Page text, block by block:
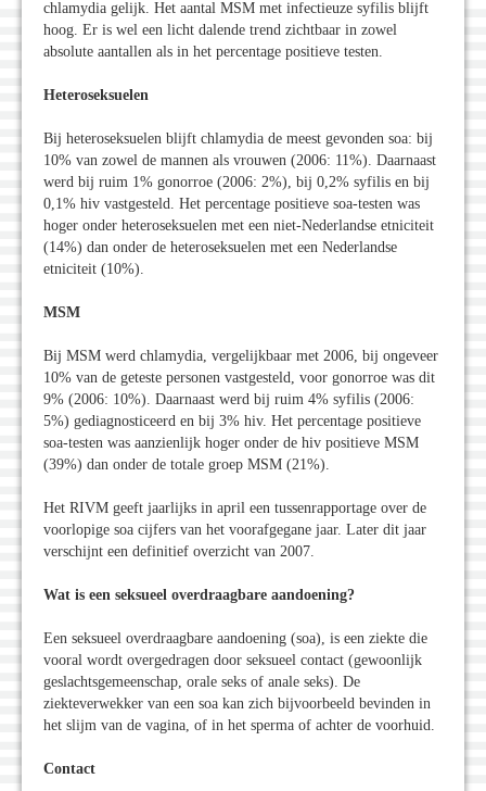
chlamydia gelijk. Het aantal MSM met infectieuze syfilis blijft
hoog. Er is wel een licht dalende trend zichtbaar in zowel
absolute aantallen als in het percentage positieve testen.
Heteroseksuelen
Bij heteroseksuelen blijft chlamydia de meest gevonden soa: bij
10% van zowel de mannen als vrouwen (2006: 11%). Daarnaast
werd bij ruim 1% gonorroe (2006: 2%), bij 0,2% syfilis en bij
0,1% hiv vastgesteld. Het percentage positieve soa-testen was
hoger onder heteroseksuelen met een niet-Nederlandse etniciteit
(14%) dan onder de heteroseksuelen met een Nederlandse
etniciteit (10%).
MSM
Bij MSM werd chlamydia, vergelijkbaar met 2006, bij ongeveer
10% van de geteste personen vastgesteld, voor gonorroe was dit
9% (2006: 10%). Daarnaast werd bij ruim 4% syfilis (2006:
5%) gediagnosticeerd en bij 3% hiv. Het percentage positieve
soa-testen was aanzienlijk hoger onder de hiv positieve MSM
(39%) dan onder de totale groep MSM (21%).
Het RIVM geeft jaarlijks in april een tussenrapportage over de
voorlopige soa cijfers van het voorafgegane jaar. Later dit jaar
verschijnt een definitief overzicht van 2007.
Wat is een seksueel overdraagbare aandoening?
Een seksueel overdraagbare aandoening (soa), is een ziekte die
vooral wordt overgedragen door seksueel contact (gewoonlijk
geslachtsgemeenschap, orale seks of anale seks). De
ziekteverwekker van een soa kan zich bijvoorbeeld bevinden in
het slijm van de vagina, of in het sperma of achter de voorhuid.
Contact